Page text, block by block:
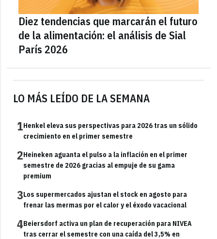
LO MÁS LEÍDO DE LA SEMANA
1Henkel eleva sus perspectivas para 2026 tras un sólido
crecimiento en el primer semestre
2Heineken aguanta el pulso a la inflación en el primer
semestre de 2026 gracias al empuje de su gama
premium
3Los supermercados ajustan el stock en agosto para
frenar las mermas por el calor y el éxodo vacacional
4Beiersdorf activa un plan de recuperación para NIVEA
tras cerrar el semestre con una caída del 3,5% en
Diez tendencias que marcarán el futuro
de la alimentación: el análisis de Sial
París 2026